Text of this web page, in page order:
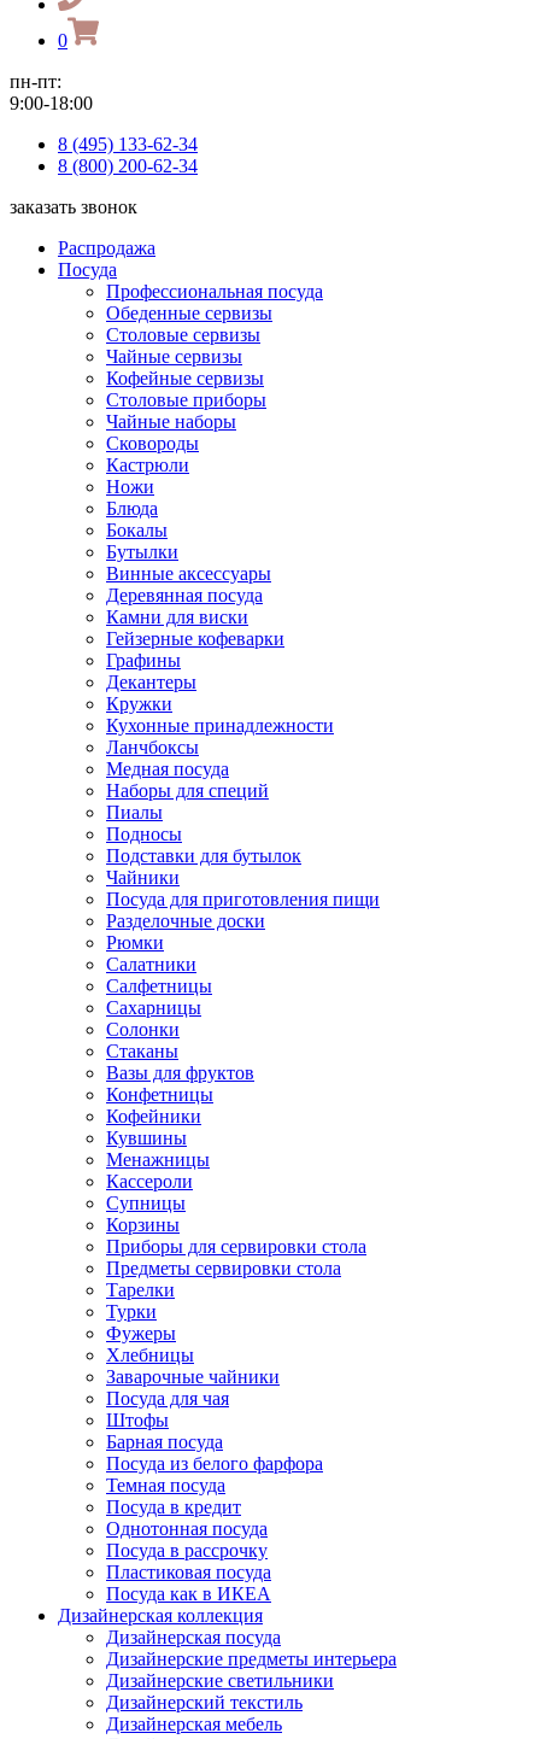
0
пн-пт:
9:00-18:00
8 (495) 133-62-34
8 (800) 200-62-34
заказать звонок
Распродажа
Посуда
Профессиональная посуда
Обеденные сервизы
Столовые сервизы
Чайные сервизы
Кофейные сервизы
Столовые приборы
Чайные наборы
Сковороды
Кастрюли
Ножи
Блюда
Бокалы
Бутылки
Винные аксессуары
Деревянная посуда
Камни для виски
Гейзерные кофеварки
Графины
Декантеры
Кружки
Кухонные принадлежности
Ланчбоксы
Медная посуда
Наборы для специй
Пиалы
Подносы
Подставки для бутылок
Чайники
Посуда для приготовления пищи
Разделочные доски
Рюмки
Салатники
Салфетницы
Сахарницы
Солонки
Стаканы
Вазы для фруктов
Конфетницы
Кофейники
Кувшины
Менажницы
Кассероли
Супницы
Корзины
Приборы для сервировки стола
Предметы сервировки стола
Тарелки
Турки
Фужеры
Хлебницы
Заварочные чайники
Посуда для чая
Штофы
Барная посуда
Посуда из белого фарфора
Темная посуда
Посуда в кредит
Однотонная посуда
Посуда в рассрочку
Пластиковая посуда
Посуда как в ИКЕА
Дизайнерская коллекция
Дизайнерская посуда
Дизайнерские предметы интерьера
Дизайнерские светильники
Дизайнерский текстиль
Дизайнерская мебель